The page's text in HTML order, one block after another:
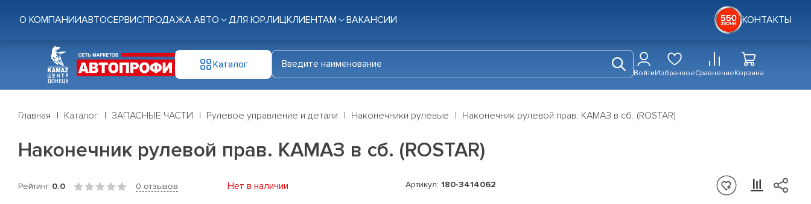
О КОМПАНИИАВТОСЕРВИСПРОДАЖА АВТО ДЛЯ ЮР.ЛИЦКЛИЕНТАМ ВАКАНСИИ КОНТАКТЫ
Каталог
ВойтиИзбранноеСравнениеКорзина
Главная Каталог ЗАПАСНЫЕ ЧАСТИ Рулевое управление и детали Наконечники рулевые Наконечник рулевой прав. КАМАЗ в сб. (ROSTAR)
Наконечник рулевой прав. КАМАЗ в сб. (ROSTAR)
Рейтинг 0.0 0 отзывов Нет в наличии Артикул: 180-3414062